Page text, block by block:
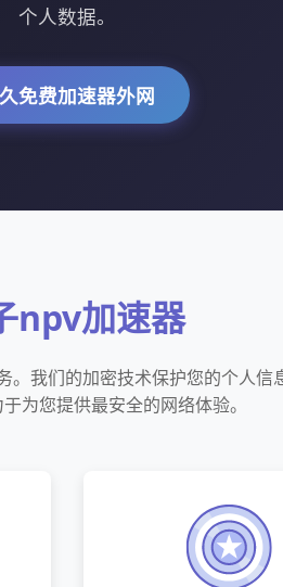
个人数据。
免费加速器外网
npv加速器
我们的加密技术保护您的个人信
为您提供最安全的网络体验。